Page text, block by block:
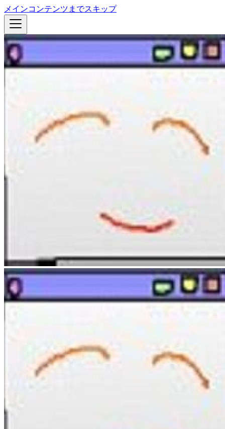
メインコンテンツまでスキップ